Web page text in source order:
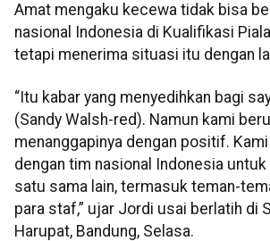
Amat mengaku kecewa tidak bisa
nasional Indonesia di Kualifikasi
tetapi menerima situasi itu dengan
“Itu kabar yang menyedihkan bagi
(Sandy Walsh-red). Namun kami
menanggapinya dengan positif.
dengan tim nasional Indonesia untuk
satu sama lain, termasuk teman-
para staf,” ujar Jordi usai berlatih di
Harupat, Bandung, Selasa.